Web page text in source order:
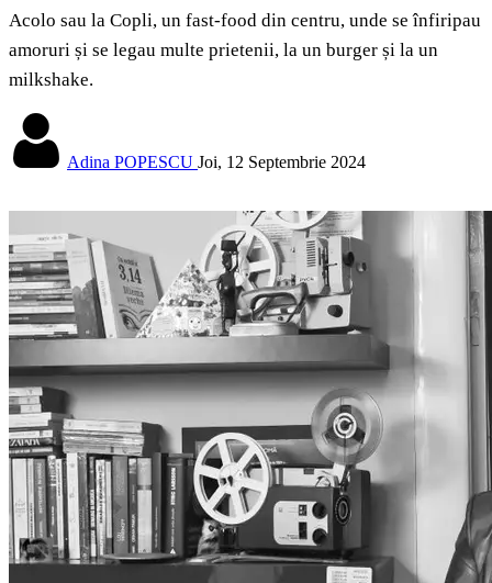
Acolo sau la Copli, un fast-food din centru, unde se înfiripau
amoruri și se legau multe prietenii, la un burger și la un
milkshake.
Adina POPESCU Joi, 12 Septembrie 2024